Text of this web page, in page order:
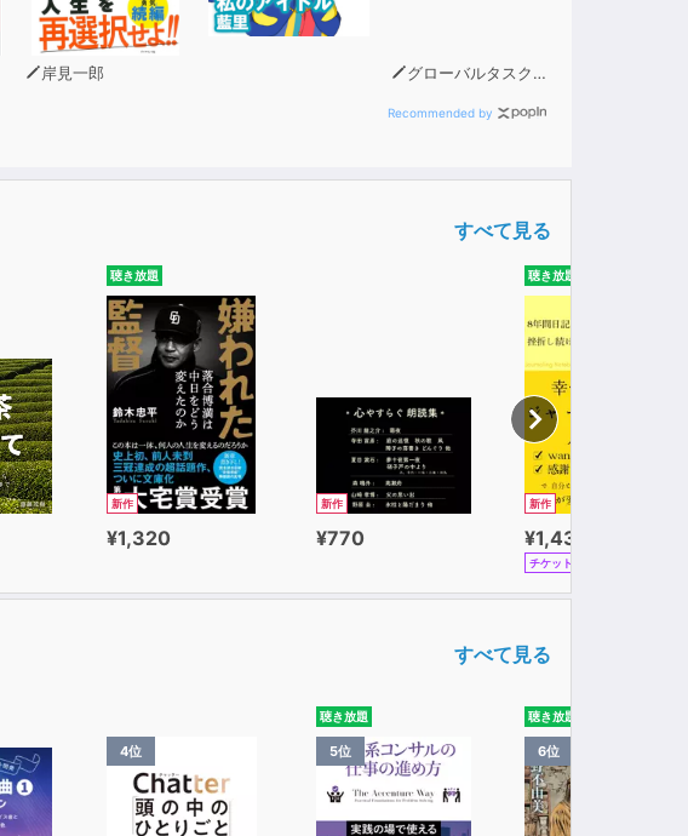
岸見一郎 グローバルタスクフォース(著)
Recommended by
すべて見る
聴き放題
新作
¥1,320
新作
¥770
聴き放題
新作
¥1,430
チケット
すべて見る
4位
聴き放題
5位
聴き放題
6位